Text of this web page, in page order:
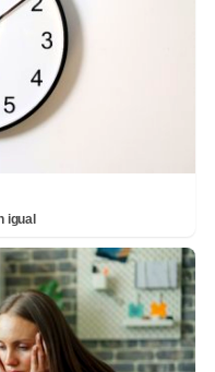
igual